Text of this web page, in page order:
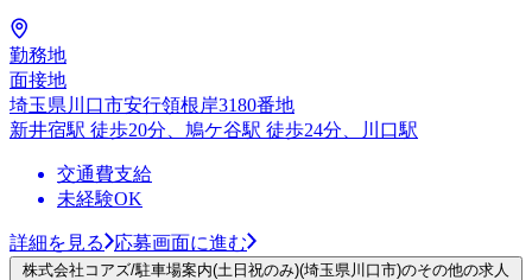
勤務地
面接地
埼玉県川口市安行領根岸3180番地
新井宿駅 徒歩20分、鳩ケ谷駅 徒歩24分、川口駅
交通費支給
未経験OK
詳細を見る 応募画面に進む
株式会社コアズ/駐車場案内(土日祝のみ)(埼玉県川口市)のその他の求人